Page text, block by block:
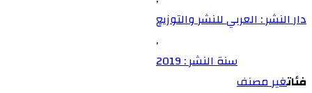
دار النشر : العربي للنشر والتوزيع
,
سنة النشر : 2019
فئاتغير مصنف